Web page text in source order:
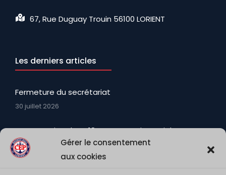
Gérer le consentement
aux cookies
67, Rue Duguay Trouin 56100 LORIENT
Les derniers articles
Fermeture du secrétariat
30 juillet 2026
La promotion des U18N avec Martin, Keziah, Ewenn
et Matt (encore U18N) qui viennent renforcer
l’effectif et apporter Toute leur fougue